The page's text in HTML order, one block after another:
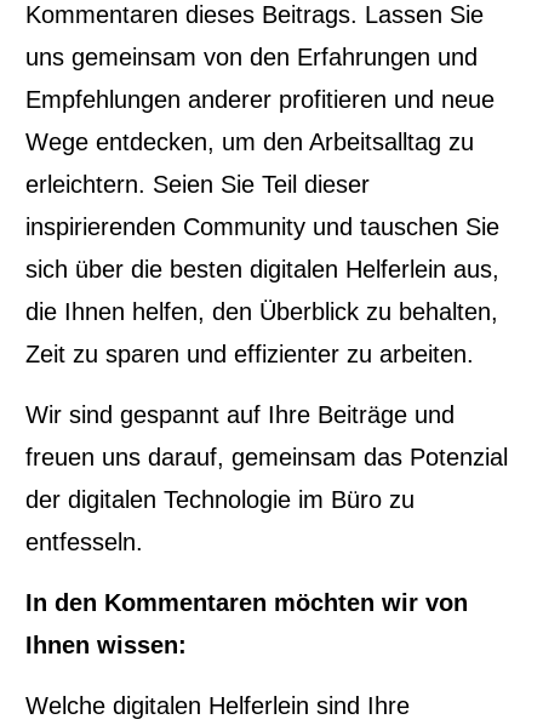
Kommentaren dieses Beitrags. Lassen Sie
uns gemeinsam von den Erfahrungen und
Empfehlungen anderer profitieren und neue
Wege entdecken, um den Arbeitsalltag zu
erleichtern. Seien Sie Teil dieser
inspirierenden Community und tauschen Sie
sich über die besten digitalen Helferlein aus,
die Ihnen helfen, den Überblick zu behalten,
Zeit zu sparen und effizienter zu arbeiten.
Wir sind gespannt auf Ihre Beiträge und
freuen uns darauf, gemeinsam das Potenzial
der digitalen Technologie im Büro zu
entfesseln.
In den Kommentaren möchten wir von
Ihnen wissen:
Welche digitalen Helferlein sind Ihre